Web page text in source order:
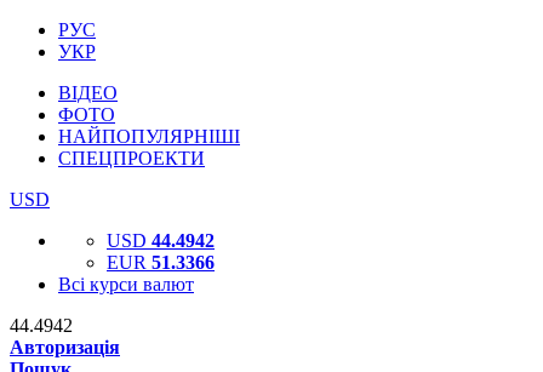
РУС
УКР
ВІДЕО
ФОТО
НАЙПОПУЛЯРНІШІ
СПЕЦПРОЕКТИ
USD
USD 44.4942
EUR 51.3366
Всі курси валют
44.4942
Авторизація